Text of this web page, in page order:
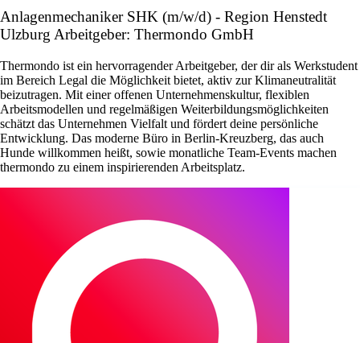
Anlagenmechaniker SHK (m/w/d) - Region Henstedt
Ulzburg Arbeitgeber: Thermondo GmbH
Thermondo ist ein hervorragender Arbeitgeber, der dir als Werkstudent
im Bereich Legal die Möglichkeit bietet, aktiv zur Klimaneutralität
beizutragen. Mit einer offenen Unternehmenskultur, flexiblen
Arbeitsmodellen und regelmäßigen Weiterbildungsmöglichkeiten
schätzt das Unternehmen Vielfalt und fördert deine persönliche
Entwicklung. Das moderne Büro in Berlin-Kreuzberg, das auch
Hunde willkommen heißt, sowie monatliche Team-Events machen
thermondo zu einem inspirierenden Arbeitsplatz.